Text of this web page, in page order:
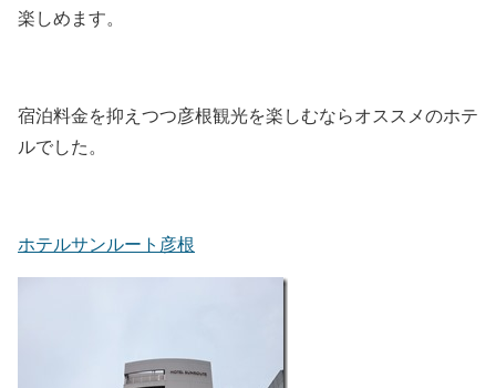
楽しめます。
宿泊料金を抑えつつ彦根観光を楽しむならオススメのホテ
ルでした。
ホテルサンルート彦根